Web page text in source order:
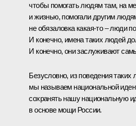
чтобы помогать людям там, на
и жизнью, помогали другим
не обязаловка какая-то – люди
И конечно, имена таких людей
И конечно, они заслуживают
Безусловно, из поведения
мы называем национальной
сохранять нашу национальную
в основе мощи России.